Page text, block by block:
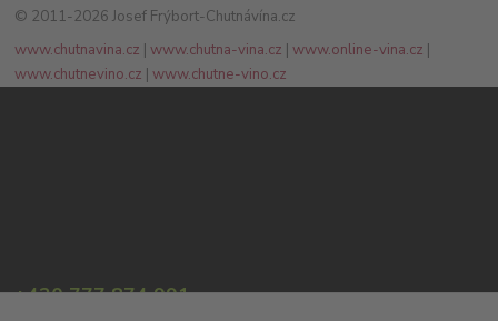
© 2011-2026 Josef Frýbort-Chutnávína.cz
www.chutnavina.cz |www.chutna-vina.cz |www.online-vina.cz
www.chutnevino.cz |www.chutne-vino.cz
+420 777 874 991